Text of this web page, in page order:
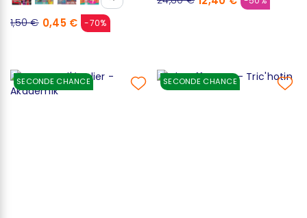
1,50 € 0,45 € -70%
SECONDE CHANCE SECONDE CHANCE